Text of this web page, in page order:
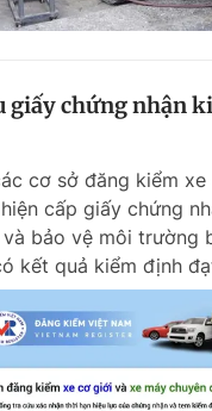
giấy chứng nhận
cơ sở đăng kiểm
cấp giấy chứng
bảo vệ môi trường
kết quả kiểm định